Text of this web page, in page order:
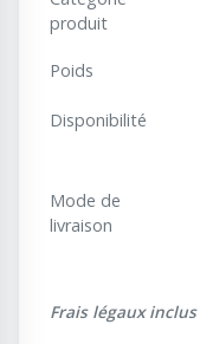
produit
Poids
Disponibilité
Mode de
livraison
Frais légaux